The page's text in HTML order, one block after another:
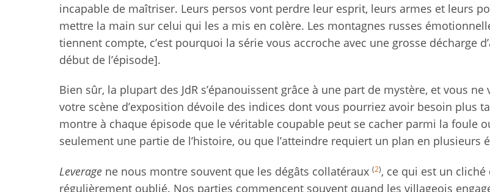
incapable de maîtriser. Leurs persos vont perdre leur esprit, leurs armes et leurs
mettre la main sur celui qui les a mis en colère. Les montagnes russes
tiennent compte, c’est pourquoi la série vous accroche avec une grosse décharge
début de l’épisode].
Bien sûr, la plupart des JdR s’épanouissent grâce à une part de mystère, et vous ne
votre scène d’exposition dévoile des indices dont vous pourriez avoir besoin plus
montre à chaque épisode que le véritable coupable peut se cacher parmi la foule
seulement une partie de l’histoire, ou que l’atteindre requiert un plan en plusieurs
Leverage ne nous montre souvent que les dégâts collatéraux (2), ce qui est un cliché
régulièrement oublié. Nos parties commencent souvent quand les villageois